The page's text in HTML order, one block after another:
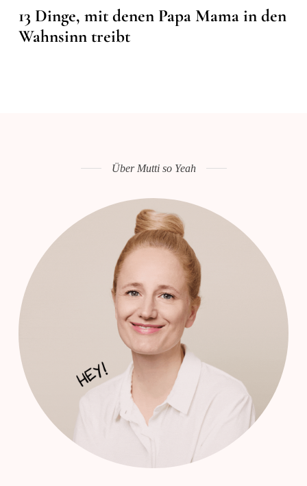
13 Dinge, mit denen Papa Mama in den
Wahnsinn treibt
Über Mutti so Yeah